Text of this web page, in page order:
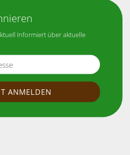
Informiert über aktuelle